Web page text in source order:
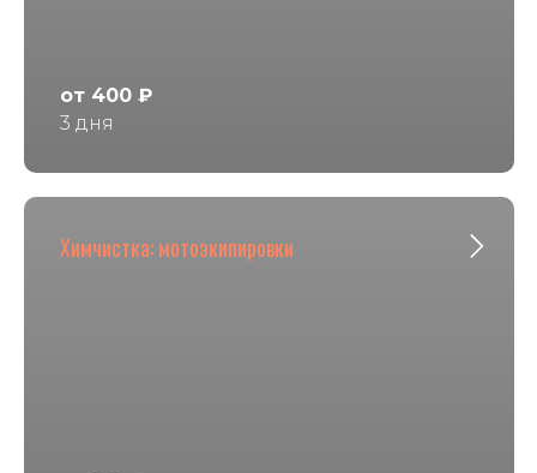
от 400 ₽
3 дня
Химчистка: мотоэкипировки